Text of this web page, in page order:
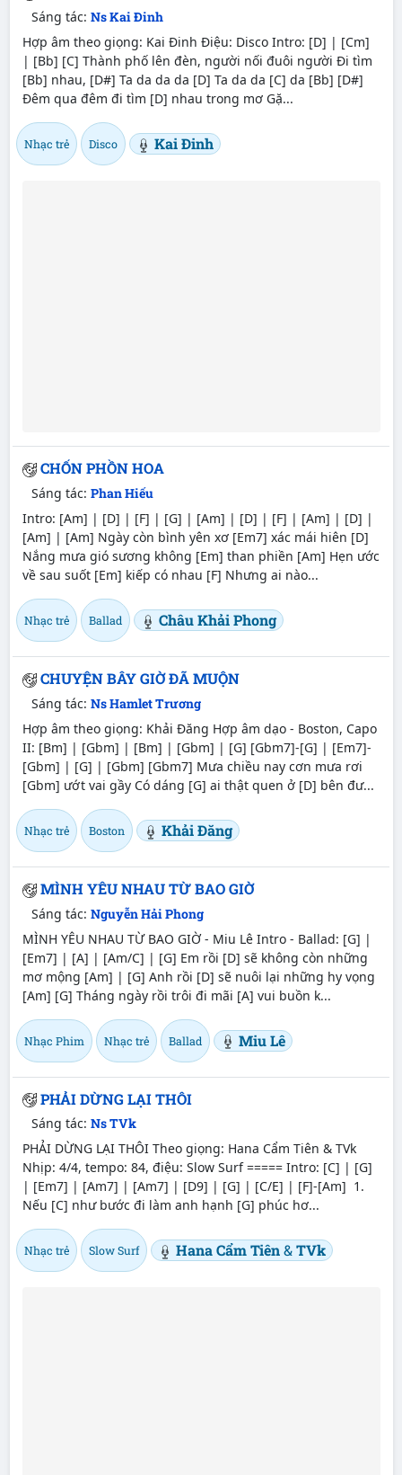
Sáng tác: Ns Kai Đinh
Hợp âm theo giọng: Kai Đinh Điệu: Disco Intro: [D] | [Cm]
| [Bb] [C] Thành phố lên đèn, người nối đuôi người Đi tìm
[Bb] nhau, [D#] Ta da da da [D] Ta da da [C] da [Bb] [D#]
Đêm qua đêm đi tìm [D] nhau trong mơ Gặ...
Nhạc trẻ Disco Kai Đinh
CHỐN PHỒN HOA
Sáng tác: Phan Hiếu
Intro: [Am] | [D] | [F] | [G] | [Am] | [D] | [F] | [Am] | [D] |
[Am] | [Am] Ngày còn bình yên xơ [Em7] xác mái hiên [D]
Nắng mưa gió sương không [Em] than phiền [Am] Hẹn ước
về sau suốt [Em] kiếp có nhau [F] Nhưng ai nào...
Nhạc trẻ Ballad Châu Khải Phong
CHUYỆN BÂY GIỜ ĐÃ MUỘN
Sáng tác: Ns Hamlet Trương
Hợp âm theo giọng: Khải Đăng Hợp âm dạo - Boston, Capo
II: [Bm] | [Gbm] | [Bm] | [Gbm] | [G] [Gbm7]-[G] | [Em7]-
[Gbm] | [G] | [Gbm] [Gbm7] Mưa chiều nay cơn mưa rơi
[Gbm] ướt vai gầy Có dáng [G] ai thật quen ở [D] bên đư...
Nhạc trẻ Boston Khải Đăng
MÌNH YÊU NHAU TỪ BAO GIỜ
Sáng tác: Nguyễn Hải Phong
MÌNH YÊU NHAU TỪ BAO GIỜ - Miu Lê Intro - Ballad: [G] |
[Em7] | [A] | [Am/C] | [G] Em rồi [D] sẽ không còn những
mơ mộng [Am] | [G] Anh rồi [D] sẽ nuôi lại những hy vọng
[Am] [G] Tháng ngày rồi trôi đi mãi [A] vui buồn k...
Nhạc Phim Nhạc trẻ Ballad Miu Lê
PHẢI DỪNG LẠI THÔI
Sáng tác: Ns TVk
PHẢI DỪNG LẠI THÔI Theo giọng: Hana Cẩm Tiên & TVk
Nhịp: 4/4, tempo: 84, điệu: Slow Surf ===== Intro: [C] | [G]
| [Em7] | [Am7] | [Am7] | [D9] | [G] | [C/E] | [F]-[Am] 1.
Nếu [C] như bước đi làm anh hạnh [G] phúc hơ...
Nhạc trẻ Slow Surf Hana Cẩm Tiên&TVk